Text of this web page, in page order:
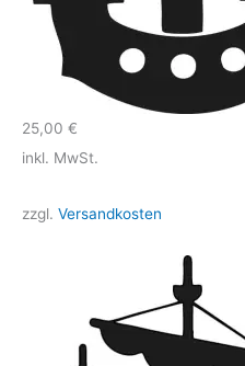
25,00 €
inkl. MwSt.
zzgl. Versandkosten